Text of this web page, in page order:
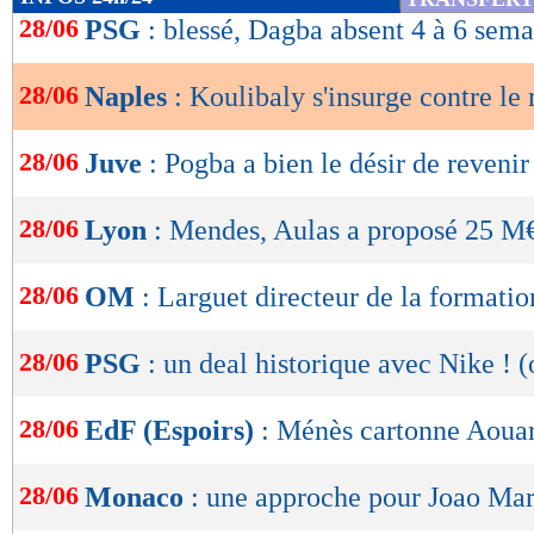
de
OK
28/06 PSG : blessé, Dagba absent 4 à 6
28/06 Naples : Koulibaly s'insurge contre le
28/06 Juve : Pogba a bien le désir de revenir
28/06 Lyon : Mendes, Aulas a proposé 25
28/06 OM : Larguet directeur de la
28/06 PSG : un deal historique avec Nike !
28/06 EdF (Espoirs) : Ménès cartonne
28/06 Monaco : une approche pour Joao